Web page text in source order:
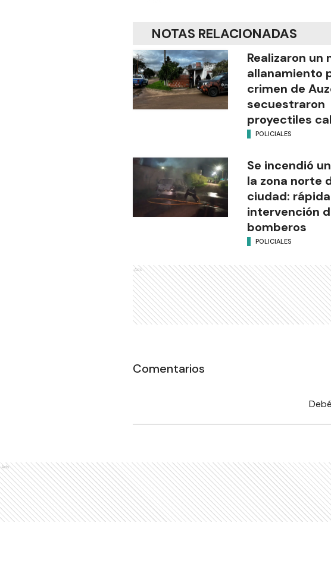
NOTAS RELACIONADAS
Realizaron un
allanamiento
crimen de
secuestraron
proyectiles
POLICIALES
Se incendió
la zona norte
ciudad: rápida
intervención
bomberos
POLICIALES
Ads
Comentarios
Ads